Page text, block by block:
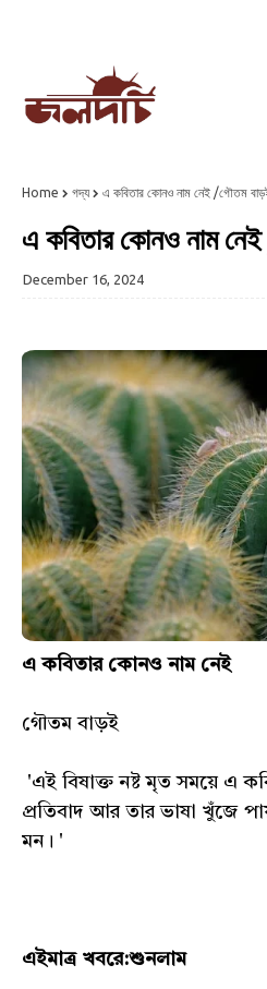
Home গদ্য এ কবিতার কোনও নাম নেই /গৌতম
এ কবিতার কোনও নাম
December 16, 2024
এ কবিতার কোনও নাম নেই
গৌতম বাড়ই
'এই বিষাক্ত নষ্ট মৃত সময়ে এ
প্রতিবাদ আর তার ভাষা খুঁজে
মন। '
এইমাত্র খবরে:শুনলাম